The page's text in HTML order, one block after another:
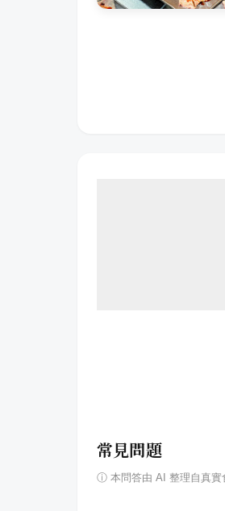
常見問題
ⓘ 本問答由 AI 整理自真實